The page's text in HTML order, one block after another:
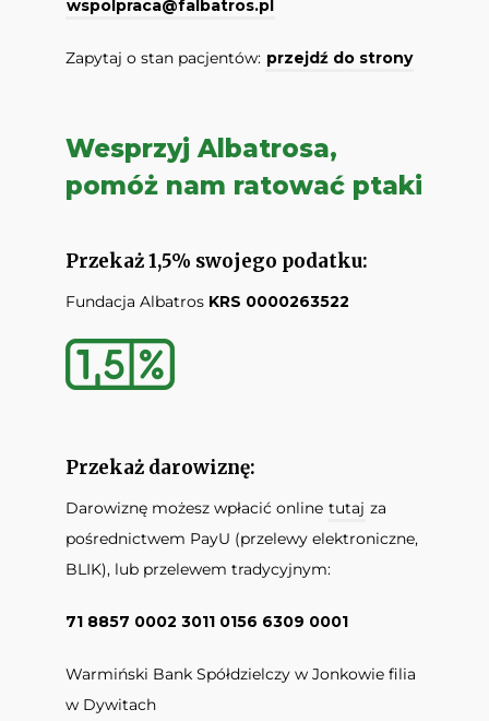
wspolpraca@falbatros.pl
Zapytaj o stan pacjentów: przejdź do strony
Wesprzyj Albatrosa,
pomóż nam ratować ptaki
Przekaż 1,5% swojego podatku:
Fundacja Albatros KRS 0000263522
Przekaż darowiznę:
Darowiznę możesz wpłacić online tutaj za
pośrednictwem PayU (przelewy elektroniczne,
BLIK), lub przelewem tradycyjnym:
71 8857 0002 3011 0156 6309 0001
Warmiński Bank Spółdzielczy w Jonkowie filia
w Dywitach